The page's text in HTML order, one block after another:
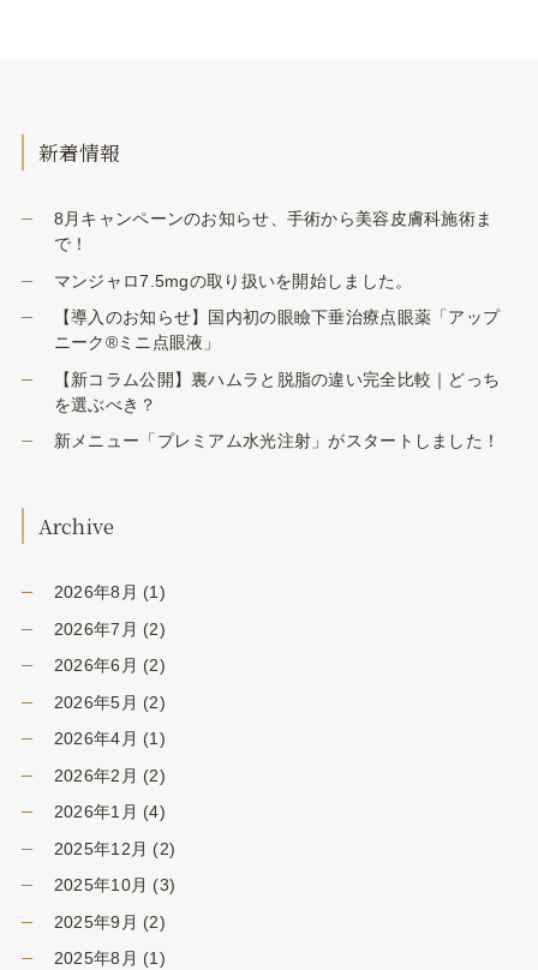
新着情報
8月キャンペーンのお知らせ、手術から美容皮膚科施術ま
で！
マンジャロ7.5mgの取り扱いを開始しました。
【導入のお知らせ】国内初の眼瞼下垂治療点眼薬「アップ
ニーク®ミニ点眼液」
【新コラム公開】裏ハムラと脱脂の違い完全比較｜どっち
を選ぶべき？
新メニュー「プレミアム水光注射」がスタートしました！
Archive
2026年8月 (1)
2026年7月 (2)
2026年6月 (2)
2026年5月 (2)
2026年4月 (1)
2026年2月 (2)
2026年1月 (4)
2025年12月 (2)
2025年10月 (3)
2025年9月 (2)
2025年8月 (1)